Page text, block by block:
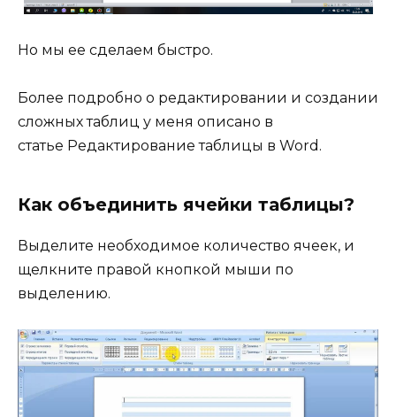
Но мы ее сделаем быстро.
Более подробно о редактировании и создании
сложных таблиц у меня описано в
статье Редактирование таблицы в Word.
Как объединить ячейки таблицы?
Выделите необходимое количество ячеек, и
щелкните правой кнопкой мыши по
выделению.